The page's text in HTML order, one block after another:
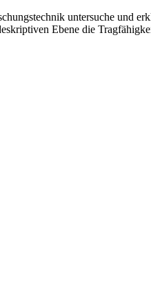
untersuche und
Ebene die